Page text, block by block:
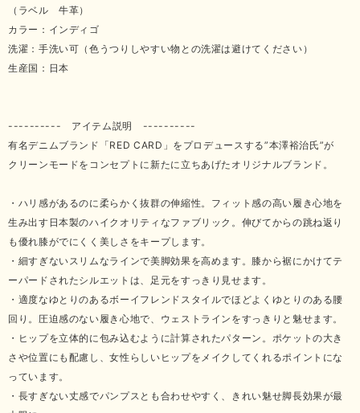
（ラベル 牛革）
カラー：インディゴ
洗濯：手洗い可（色うつりしやすい物との洗濯は避けてください）
生産国：日本
---------- アイテム説明 ----------
有名デニムブランド「RED CARD」をプロデュースする”本澤裕治氏”が
クリーンモードをコンセプトに新たに立ちあげたオリジナルブランド。
・ハリ感があるのに柔らかく抜群の伸縮性。フィット感の高い履き心地を
生み出す日本製のハイクオリティなファブリック。伸びてからの跳ね返り
も優れ膝がでにくく美しさをキープします。
・細すぎないスリムなラインで美脚効果を高めます。膝から裾にかけてテ
ーパードされたシルエットは、足元をすっきり見せます。
・適度なゆとりのあるボーイフレンドスタイルでほどよくゆとりのある腰
回り。圧迫感のない履き心地で、ウェストラインをすっきりと魅せます。
・ヒップを立体的に包み込むように計算されたパターン。ポケットの大き
さや位置にも配慮し、女性らしいヒップをメイクしてくれるポイントにな
っています。
・長すぎない丈感でパンプスとも合わせやすく、きれい魅せ脚長効果が最